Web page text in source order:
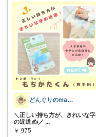
どんぐりのmama☆子育てグッズ
＼正しい持ち方が、きれいな字
の近道✍️／ ...
￥ 975